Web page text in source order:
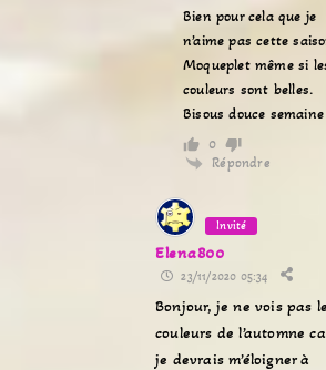
Bien pour cela que je
n’aime pas cette
Moqueplet même si
couleurs sont belles.
Bisous douce semaine
0
Répondre
Invité
Elena800
23/11/2020 05:34
Bonjour, je ne vois pas
couleurs de l’automne
je devrais m’éloigner à